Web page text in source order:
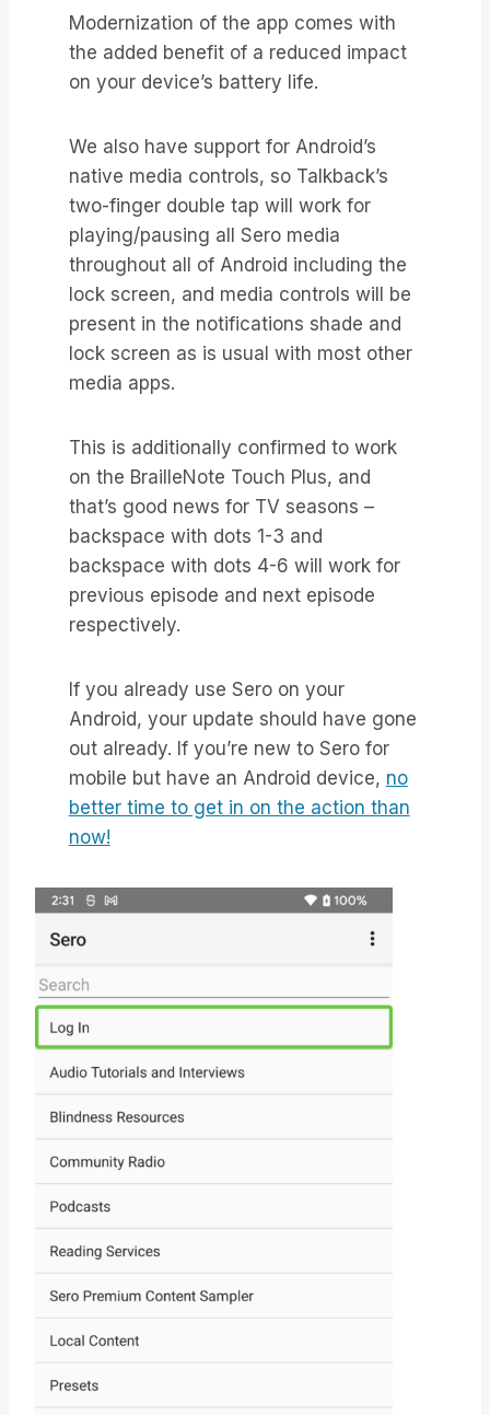
Modernization of the app comes with
the added benefit of a reduced impact
on your device’s battery life.
We also have support for Android’s
native media controls, so Talkback’s
two-finger double tap will work for
playing/pausing all Sero media
throughout all of Android including the
lock screen, and media controls will be
present in the notifications shade and
lock screen as is usual with most other
media apps.
This is additionally confirmed to work
on the BrailleNote Touch Plus, and
that’s good news for TV seasons –
backspace with dots 1-3 and
backspace with dots 4-6 will work for
previous episode and next episode
respectively.
If you already use Sero on your
Android, your update should have gone
out already. If you’re new to Sero for
mobile but have an Android device, no
better time to get in on the action than
now!